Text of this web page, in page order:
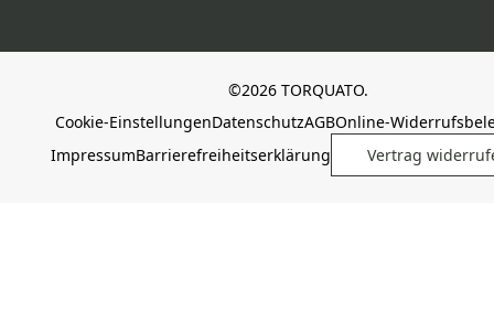
©2026 TORQUATO.
Cookie-EinstellungenDatenschutzAGBOnline-
ImpressumBarrierefreiheitserklärung Vertrag